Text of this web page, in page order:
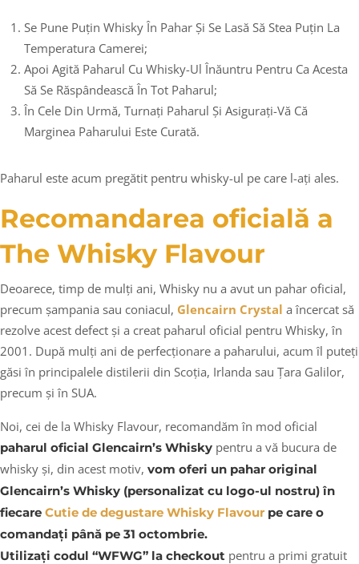
Se Pune Puțin Whisky În Pahar Și Se Lasă Să Stea Puțin La
Temperatura Camerei;
Apoi Agită Paharul Cu Whisky-Ul Înăuntru Pentru Ca Acesta
Să Se Răspândească În Tot Paharul;
În Cele Din Urmă, Turnați Paharul Și Asigurați-Vă Că
Marginea Paharului Este Curată.
Paharul este acum pregătit pentru whisky-ul pe care l-ați ales.
Recomandarea oficială a
The Whisky Flavour
Deoarece, timp de mulți ani, Whisky nu a avut un pahar oficial,
precum șampania sau coniacul, Glencairn Crystal a încercat să
rezolve acest defect și a creat paharul oficial pentru Whisky, în
2001. După mulți ani de perfecționare a paharului, acum îl puteți
găsi în principalele distilerii din Scoția, Irlanda sau Țara Galilor,
precum și în SUA.
Noi, cei de la Whisky Flavour, recomandăm în mod oficial
paharul oficial Glencairn’s Whisky pentru a vă bucura de
whisky și, din acest motiv, vom oferi un pahar original
Glencairn’s Whisky (personalizat cu logo-ul nostru) în
fiecare Cutie de degustare Whisky Flavour pe care o
comandați până pe 31 octombrie.
Utilizați codul “WFWG” la checkout pentru a primi gratuit